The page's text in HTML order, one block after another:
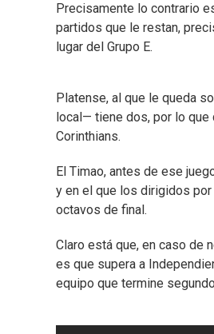
Precisamente lo contrario
partidos que le restan,
lugar del Grupo E.
Platense, al que le queda
local— tiene dos, por lo que
Corinthians.
El Timao, antes de ese
y en el que los dirigidos
octavos de final.
Claro está que, en caso de
es que supera a
equipo que termine